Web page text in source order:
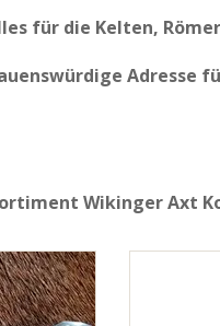
für die Kelten,
Adresse
Wikinger Axt